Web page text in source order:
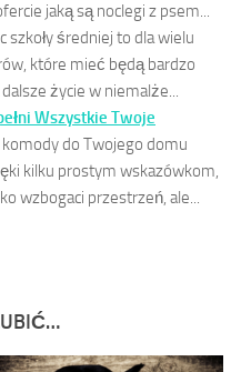
jaką są noclegi z psem...
szkoły średniej to dla wielu
które mieć będą bardzo
życie w niemalże...
Wszystkie Twoje
do Twojego domu
kilku prostym wskazówkom,
wzbogaci przestrzeń, ale...